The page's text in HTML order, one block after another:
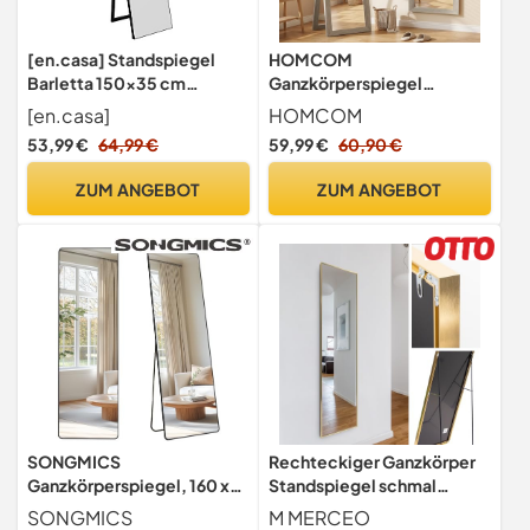
[en.casa] Standspiegel
Barletta 150x35 cm
Ganzkörperspiegel
rechteckig
Ankleidespiegel kippbar
[en.casa]
53,99 € 64,99 €
ZUM ANGEBOT
HOMCOM
Ganzkörperspiegel
Standspiegel Rahmen
Holzoptik, 157 x 37 cm Grau
HOMCOM
59,99 € 60,90 €
ZUM ANGEBOT
SONGMICS
Ganzkörperspiegel, 160 x
50 cm, rechteckiger
SONGMICS
Rechteckiger Ganzkörper
Standspiegel schmal
40x140cm, eingefasst im
M MERCEO